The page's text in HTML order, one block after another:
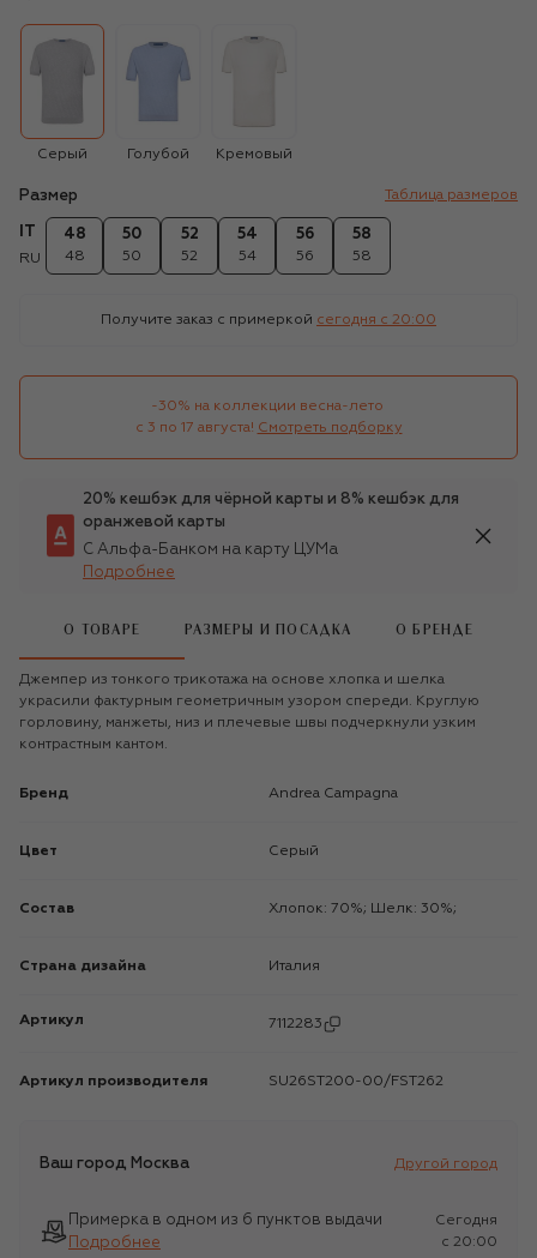
Серый Голубой Кремовый
Размер Таблица размеров
RU
48
48
50
50
52
52
54
54
56
56
58
58
Получите заказ с примеркой сегодня c 20:00
-30% на коллекции весна-лето
с 3 по 17 августа! Смотреть подборку
20% кешбэк для чёрной карты и 8% кешбэк для
оранжевой карты
С Альфа-Банком на карту ЦУМа
Подробнее
О ТОВАРЕ РАЗМЕРЫ И ПОСАДКА О БРЕНДЕ
Джемпер из тонкого трикотажа на основе хлопка и шелка
украсили фактурным геометричным узором спереди. Круглую
горловину, манжеты, низ и плечевые швы подчеркнули узким
контрастным кантом.
Бренд Andrea Campagna
Цвет Серый
Состав Хлопок: 70%; Шелк: 30%;
Страна дизайна Италия
Артикул 7112283
Артикул производителя SU26ST200-00/FST262
Ваш город Москва Другой город
Примерка в одном из 6 пунктов выдачи
Подробнее
Сегодня
c 20:00